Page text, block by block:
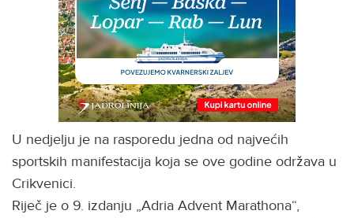
U nedjelju je na rasporedu jedna od najvećih
sportskih manifestacija koja se ove godine održava u
Crikvenici.
Riječ je o 9. izdanju „Adria Advent Marathona“,